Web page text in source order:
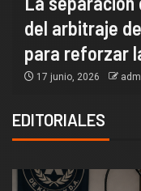
Evolución del
(2008–2024)
24 febrero, 2026
EDITORIALES